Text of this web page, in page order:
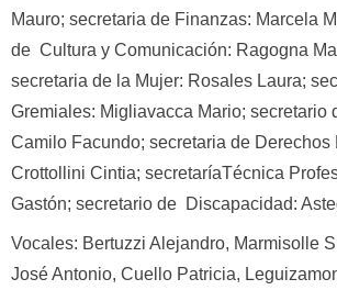
Mauro; secretaria de Finanzas: Marcela
de Cultura y Comunicación: Ragogna
secretaria de la Mujer: Rosales Laura;
Gremiales: Migliavacca Mario; secretario
Camilo Facundo; secretaria de Derechos
Crottollini Cintia; secretaríaTécnica
Gastón; secretario de Discapacidad:
Vocales: Bertuzzi Alejandro, Marmisolle
José Antonio, Cuello Patricia,